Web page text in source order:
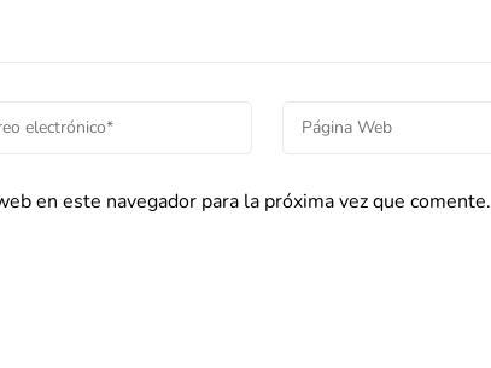
en este navegador para la próxima vez que comente.